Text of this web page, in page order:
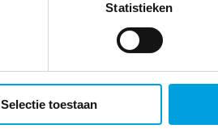
Statistieken
Selectie toestaan